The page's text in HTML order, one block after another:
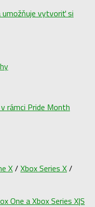
umožňuje vytvoriť si
rámci Pride Month
X/ Xbox Series X/
One a Xbox Series X|S